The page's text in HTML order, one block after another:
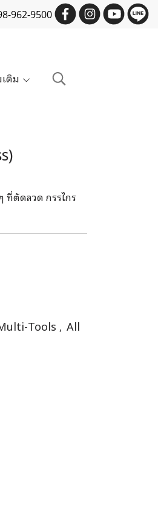
962-9500
ติม
ที่ตัดลวด กรรไกร
Tools , All